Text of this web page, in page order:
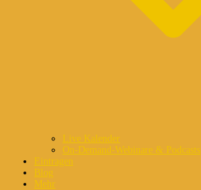
Live Kalender
On-Demand-Webinare & Podcasts
Eintragen
Blog
Mehr